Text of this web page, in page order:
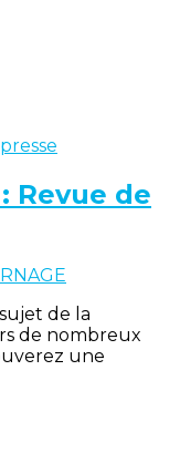
Revue de
de la
de nombreux
une